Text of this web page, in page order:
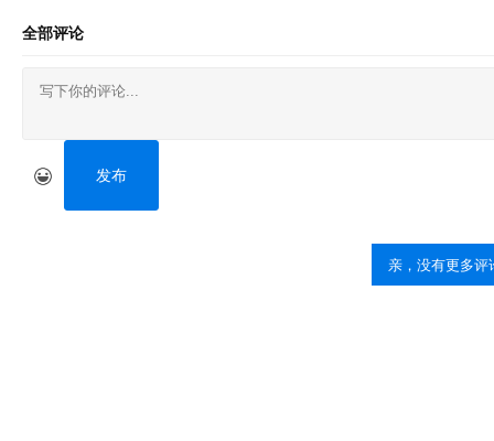
全部评论
发布
亲，没有更多评